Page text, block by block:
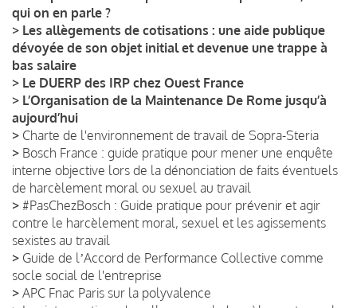
qui on en parle ?
> Les allègements de cotisations : une aide publique
dévoyée de son objet initial et devenue une trappe à
bas salaire
> Le DUERP des IRP chez Ouest France
> L’Organisation de la Maintenance De Rome jusqu’à
aujourd’hui
> Charte de l'environnement de travail de Sopra-Steria
> Bosch France : guide pratique pour mener une enquête
interne objective lors de la dénonciation de faits éventuels
de harcèlement moral ou sexuel au travail
> #PasChezBosch : Guide pratique pour prévenir et agir
contre le harcèlement moral, sexuel et les agissements
sexistes au travail
> Guide de lʼAccord de Performance Collective comme
socle social de l'entreprise
> APC Fnac Paris sur la polyvalence